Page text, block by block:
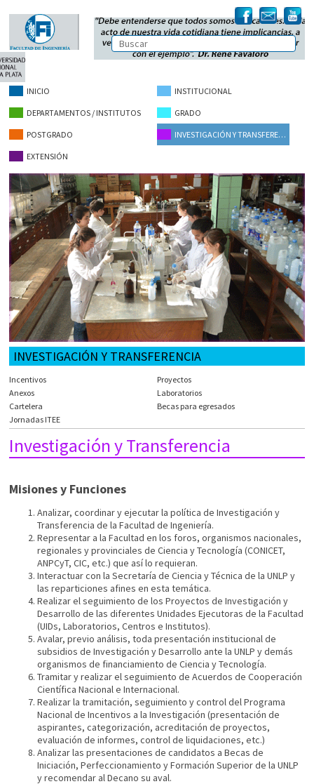
INICIO INSTITUCIONAL
DEPARTAMENTOS / INSTITUTOS GRADO
POSTGRADO INVESTIGACIÓN Y TRANSFERENCIA
EXTENSIÓN
INVESTIGACIÓN Y TRANSFERENCIA
Incentivos
Proyectos
Anexos
Laboratorios
Cartelera
Becas para egresados
Jornadas ITEE
Investigación y Transferencia
Misiones y Funciones
Analizar, coordinar y ejecutar la política de Investigación y
Transferencia de la Facultad de Ingeniería.
Representar a la Facultad en los foros, organismos nacionales,
regionales y provinciales de Ciencia y Tecnología (CONICET,
ANPCyT, CIC, etc.) que así lo requieran.
Interactuar con la Secretaría de Ciencia y Técnica de la UNLP y
las reparticiones afines en esta temática.
Realizar el seguimiento de los Proyectos de Investigación y
Desarrollo de las diferentes Unidades Ejecutoras de la Facultad
(UIDs, Laboratorios, Centros e Institutos).
Avalar, previo análisis, toda presentación institucional de
subsidios de Investigación y Desarrollo ante la UNLP y demás
organismos de financiamiento de Ciencia y Tecnología.
Tramitar y realizar el seguimiento de Acuerdos de Cooperación
Científica Nacional e Internacional.
Realizar la tramitación, seguimiento y control del Programa
Nacional de Incentivos a la Investigación (presentación de
aspirantes, categorización, acreditación de proyectos,
evaluación de informes, control de liquidaciones, etc.)
Analizar las presentaciones de candidatos a Becas de
Iniciación, Perfeccionamiento y Formación Superior de la UNLP
y recomendar al Decano su aval.